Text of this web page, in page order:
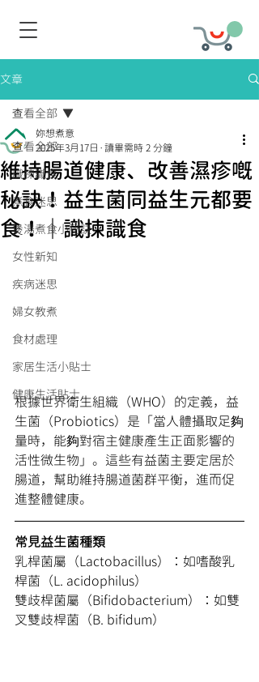
文章
查看全部
識揀識食
煮食迷思
煲湯煮食小秘訣
女性新知
疾病迷思
婦女教煮
食材處理
家居生活小貼士
健康生活貼士
查看全部
維持腸道健康、改善濕疹嘅
秘訣！益生菌同益生元都要
食！｜識揀識食
妳想煮意
2025年3月17日 讀畢需時 2 分鐘
根據世界衛生組織（WHO）的定義，益
生菌（Probiotics）是「當人體攝取足夠
量時，能夠對宿主健康產生正面影響的
活性微生物」。這些有益菌主要定居於
腸道，幫助維持腸道菌群平衡，進而促
進整體健康。
常見益生菌種類
乳桿菌屬（Lactobacillus）：如嗜酸乳
桿菌（L. acidophilus）
雙歧桿菌屬（Bifidobacterium）：如雙
叉雙歧桿菌（B. bifidum）